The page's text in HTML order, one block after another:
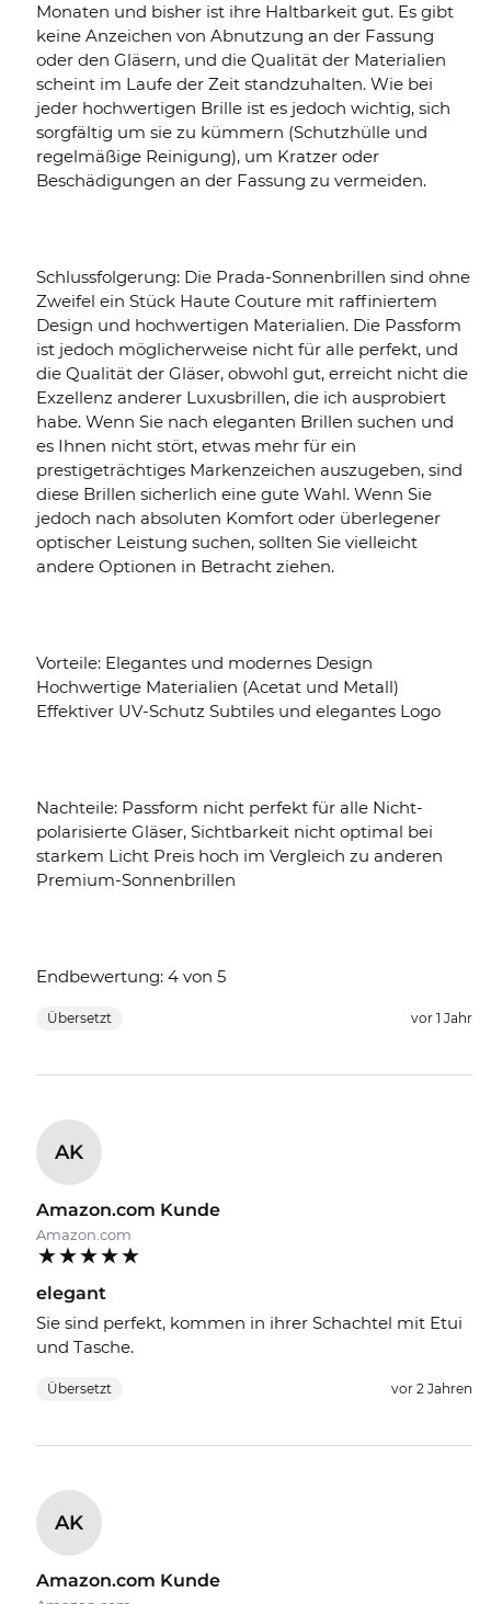
Monaten und bisher ist ihre Haltbarkeit gut. Es gibt
keine Anzeichen von Abnutzung an der Fassung
oder den Gläsern, und die Qualität der Materialien
scheint im Laufe der Zeit standzuhalten. Wie bei
jeder hochwertigen Brille ist es jedoch wichtig, sich
sorgfältig um sie zu kümmern (Schutzhülle und
regelmäßige Reinigung), um Kratzer oder
Beschädigungen an der Fassung zu vermeiden.
Schlussfolgerung: Die Prada-Sonnenbrillen sind ohne
Zweifel ein Stück Haute Couture mit raffiniertem
Design und hochwertigen Materialien. Die Passform
ist jedoch möglicherweise nicht für alle perfekt, und
die Qualität der Gläser, obwohl gut, erreicht nicht die
Exzellenz anderer Luxusbrillen, die ich ausprobiert
habe. Wenn Sie nach eleganten Brillen suchen und
es Ihnen nicht stört, etwas mehr für ein
prestigeträchtiges Markenzeichen auszugeben, sind
diese Brillen sicherlich eine gute Wahl. Wenn Sie
jedoch nach absoluten Komfort oder überlegener
optischer Leistung suchen, sollten Sie vielleicht
andere Optionen in Betracht ziehen.
Vorteile: Elegantes und modernes Design
Hochwertige Materialien (Acetat und Metall)
Effektiver UV-Schutz Subtiles und elegantes Logo
Nachteile: Passform nicht perfekt für alle Nicht-
polarisierte Gläser, Sichtbarkeit nicht optimal bei
starkem Licht Preis hoch im Vergleich zu anderen
Premium-Sonnenbrillen
Endbewertung: 4 von 5
Übersetzt vor 1 Jahr
AK
Amazon.com Kunde
Amazon.com
elegant
Sie sind perfekt, kommen in ihrer Schachtel mit Etui
und Tasche.
Übersetzt vor 2 Jahren
AK
Amazon.com Kunde